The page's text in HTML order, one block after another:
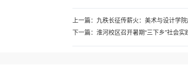
上一篇： 九秩长征传薪火：美术与设计学
下一篇： 淮河校区召开暑期“三下乡”社会实